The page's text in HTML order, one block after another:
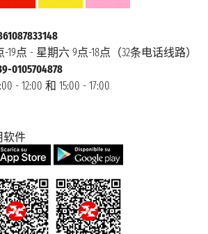
点 - 星期六 9点-18点（32条电话线路）
0105704878
- 12:00 和 15:00 - 17:00
软件